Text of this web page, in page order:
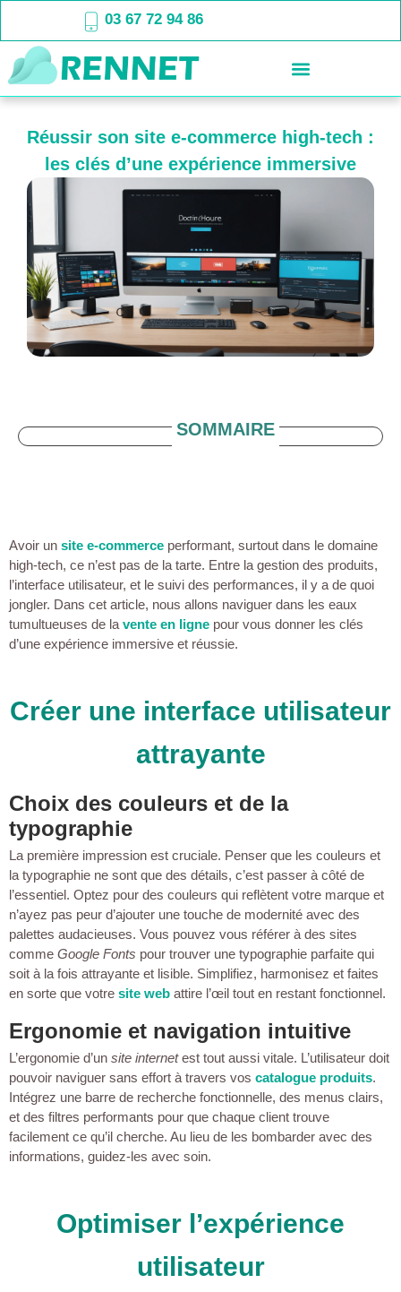
03 67 72 94 86
Réussir son site e-commerce high-tech :
les clés d’une expérience immersive
SOMMAIRE
Avoir un site e-commerce performant, surtout dans le domaine
high-tech, ce n’est pas de la tarte. Entre la gestion des produits,
l’interface utilisateur, et le suivi des performances, il y a de quoi
jongler. Dans cet article, nous allons naviguer dans les eaux
tumultueuses de la vente en ligne pour vous donner les clés
d’une expérience immersive et réussie.
Créer une interface utilisateur
attrayante
Choix des couleurs et de la
typographie
La première impression est cruciale. Penser que les couleurs et
la typographie ne sont que des détails, c’est passer à côté de
l’essentiel. Optez pour des couleurs qui reflètent votre marque et
n’ayez pas peur d’ajouter une touche de modernité avec des
palettes audacieuses. Vous pouvez vous référer à des sites
comme Google Fonts pour trouver une typographie parfaite qui
soit à la fois attrayante et lisible. Simplifiez, harmonisez et faites
en sorte que votre site web attire l’œil tout en restant fonctionnel.
Ergonomie et navigation intuitive
L’ergonomie d’un site internetest tout aussi vitale. L’utilisateur doit
pouvoir naviguer sans effort à travers vos catalogue produits.
Intégrez une barre de recherche fonctionnelle, des menus clairs,
et des filtres performants pour que chaque client trouve
facilement ce qu’il cherche. Au lieu de les bombarder avec des
informations, guidez-les avec soin.
Optimiser l’expérience
utilisateur